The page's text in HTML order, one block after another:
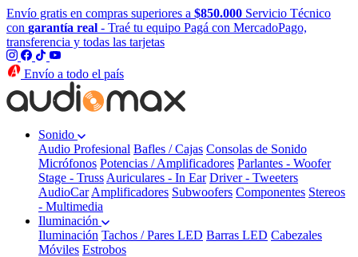
Envío gratis en compras superiores a $850.000 Servicio Técnico
con garantía real - Traé tu equipo Pagá con MercadoPago,
transferencia y todas las tarjetas
Envío a todo el país
Sonido
Audio Profesional Bafles / Cajas Consolas de Sonido
Micrófonos Potencias / Amplificadores Parlantes - Woofer
Stage - Truss Auriculares - In Ear Driver - Tweeters
AudioCar Amplificadores Subwoofers Componentes Stereos
- Multimedia
Iluminación
Iluminación Tachos / Pares LED Barras LED Cabezales
Móviles Estrobos